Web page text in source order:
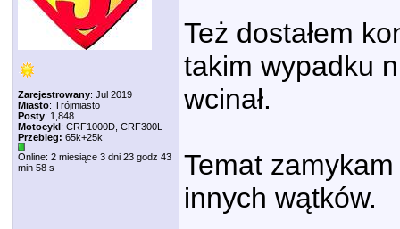
Zarejestrowany: Jul 2019
Miasto: Trójmiasto
Posty: 1,848
Motocykl: CRF1000D, CRF300L
Przebieg: 65k+25k
Online: 2 miesiące 3 dni 23 godz 43
min 58 s
Też dostałem
takim wypadku
wcinał.
Temat zamykam
innych wątków.